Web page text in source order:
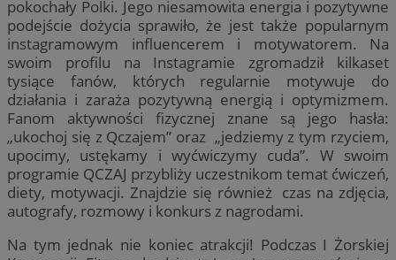
pokochały Polki. Jego niesamowita energia i pozytywne
podejście dożycia sprawiło, że jest także popularnym
instagramowym influencerem i motywatorem. Na
swoim profilu na Instagramie zgromadził kilkaset
tysiące fanów, których regularnie motywuje do
działania i zaraża pozytywną energią i optymizmem.
Fanom aktywności fizycznej znane są jego hasła:
„ukochoj się z Qczajem” oraz „jedziemy z tym rzyciem,
upocimy, ustękamy i wyćwiczymy cuda”. W swoim
programie QCZAJ przybliży uczestnikom temat ćwiczeń,
diety, motywacji. Znajdzie się również czas na zdjęcia,
autografy, rozmowy i konkurs z nagrodami.
Na tym jednak nie koniec atrakcji! Podczas I Żorskiej